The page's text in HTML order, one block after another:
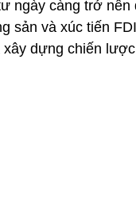
ngày càng trở nên
sản và xúc tiến
dựng chiến